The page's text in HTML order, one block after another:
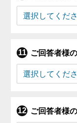
ご回答者様
ご回答者様